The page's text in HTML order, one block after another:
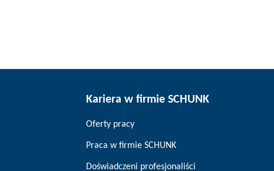
Kariera w firmie SCHUNK
Oferty pracy
Praca w firmie SCHUNK
Doświadczeni profesjonaliści